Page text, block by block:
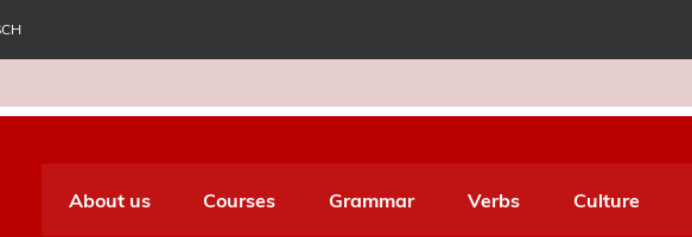
World Italiano
About us Courses Grammar Verbs Culture